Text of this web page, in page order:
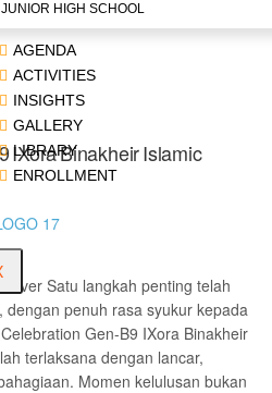
JUNIOR HIGH SCHOOL
AGENDA
ACTIVITIES
INSIGHTS
GALLERY
LIBRARY
ENROLLMENT
IXora Binakheir Islamic
Satu langkah penting telah
dengan penuh rasa syukur kepada
Gen-B9 IXora Binakheir
terlaksana dengan lancar,
Momen kelulusan bukan